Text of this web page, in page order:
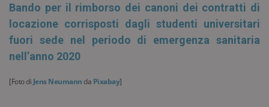
Bando per il rimborso dei canoni dei contratti di
locazione corrisposti dagli studenti universitari
fuori sede nel periodo di emergenza sanitaria
nell’anno 2020
[Foto di Jens Neumann da Pixabay]